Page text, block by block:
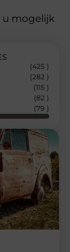
u mogelijk
(425 )
(282 )
(115 )
(82 )
(79 )